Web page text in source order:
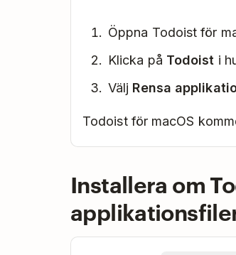
Öppna Todoist för
Klicka på Todoist i
Välj Rensa
Todoist för macOS
Installera om